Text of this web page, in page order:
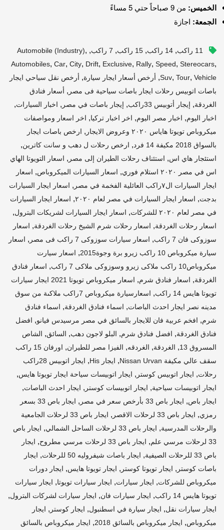
الخميس: من 9 صباحاً حتي 5 مساءً
الجمعة: اجازة
11 راكب , 14 راكب , 15 راكب , 7 راكب ,
Automobile (industry),
Automobiles, Car, City, Drift, Exclusive, Rally, Speed, Stereocars,
Suv, Tour, Vehicle
, أرخص أسعار ايجار سيارة, أرخص نقل سياحي ايجار
باصات اتوبيس رحلات ايجار باصات سياحية فى مصر , أسعار فنادق
الغردقة, إيجار أتوبيس 33راكب , إيجار باصات في مصر , اخبار السيارات,
اخبار اليوم, اخبار مصر اليوم, اخر اخبار تركيا, اخر اسعار ومواصفات
ميكروباص تويوتا هاياس ٢٠٢٠ وعروض الايجار
, ارخص باصات ايجار
بالسواق 2018 مكيفة 14 فرد
, ارخص رحلات ل دهب و سانت كاترين,
استئجار هاي اس, استئناف رحلات الطيران إلى مصر , اسعار التويوتا الهاي
اس في مصر ٢٠٢٠ استلام فوري
, اسعار السيارات الميكروباص, اسعار
ايجار السيارات ال٧راكب العائلية الفخمة في مصر
, اسعار ايجار السيارات
بدجت, اسعار ايجار السيارات في مصر لعام ٢٠٢٠ , اسعار ايجار السيارات
في مصر لعام ٢٠٢٠ للشركات
, اسعار ايجار السيارات لشريكات البترول,
اسعار رحلات الغردقة, اسعار رحلات شرم الشيخ رحلات الغردقة, اسعار
سوزوكى فان 7 راكب
, اسعار سيارات سوزوكى 7 راكب فى مصر , اسعار
سيارة ميكروباص 10 راكب زيرو برة وجوة2015
, اسعار سيارت
ميكروباص10 راكب ملاكى زيرو وسوزوكى ملاكى 7 راكب
, اسعار فنادق
الغردقة, اسعار فنادق شرم,
اسعار ميكروباص تويوتا 2021 ايجار سيارات
تويوتا هايس 14 راكب
,
اسعارسيارة ميكروباص 7راكب ملاكىة من سوق
مدينه نصر ايجار احدث الباصات, اسماء فنادق الغردقة, اسماء فنادق
شرم, افخم عربية فان للايجار بالسائق في مصر مرسيدس فيانو, افضل
فنادق الغردقة, افضل فنادق شرم, البلو لاجون دهب, السائق, الشاص
المسروق 13
, الغردقة, الغردقه, الفيزا مصر للطيران,
اورفان 15 راكب
سقف عالي مكيفة Nissan Urvan
, ايجار His ,
ايجار اتوبيس 28راكب
رحلات, ايجار اتوبيس كوستر , ايجار اتوبيسات سياحة ايجار تويوتا هايس,
ايجار اتوبيسات سياحية, ايجار اتوبيسات كوستر , ايجار احدث الباصات,
ايجار باص, ايجار باص 33 بأرخص سعر في مصر ,
ايجار باص 33 بسعر
رمزي, ايجار باص 33 لرحلات الاقصر ,
ايجار باص 33 لرحلات الجامعية
والرحلات المدرسية, ايجار باص 33 لرحلات الساحل الشمالي , ايجار باص
33 لرحلات مرسي علم
, ايجار باص 33 لرحلات مرسي مطروح , ايجار
باص 33 للرحلات الصيفية
, ايجار باصات شيفروليه 50 للرحلات , ايجار
باصات كوستر , ايجار تويوتا كوستر , ايجار تويوتا هايس, ايجار دورات
ميكروباص للشركات, ايجار سيارات, ايجار سيارات تويوتا, ايجار سيارات
تويوتا هايس 14 راكب
, ايجار سيارات فان, ايجار سيارات لشركات البترول,
ايجار سيارات نقل, ايجار سيارة في اسطنبول, ايجار كوستر , ايجار
ميكروباص, ايجار ميكروباص بالسائق 2018 , ايجار ميكروباص بالسائق